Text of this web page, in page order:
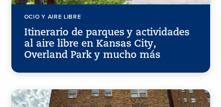
OCIO Y AIRE LIBRE
Itinerario de parques y actividades
al aire libre en Kansas City,
Overland Park y mucho más